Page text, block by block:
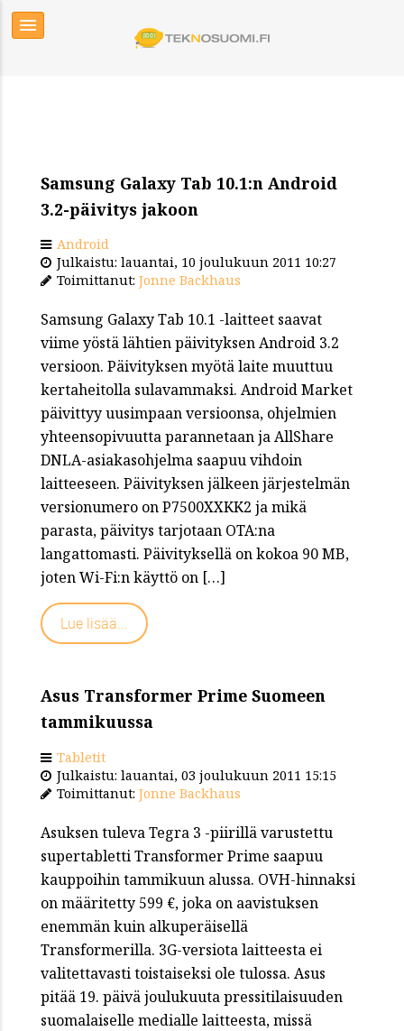
Samsung Galaxy Tab 10.1:n Android
3.2-päivitys jakoon
Android
Julkaistu: lauantai, 10 joulukuun 2011 10:27
Toimittanut: Jonne Backhaus
Samsung Galaxy Tab 10.1 -laitteet saavat
viime yöstä lähtien päivityksen Android 3.2
versioon. Päivityksen myötä laite muuttuu
kertaheitolla sulavammaksi. Android Market
päivittyy uusimpaan versioonsa, ohjelmien
yhteensopivuutta parannetaan ja AllShare
DNLA-asiakasohjelma saapuu vihdoin
laitteeseen. Päivityksen jälkeen järjestelmän
versionumero on P7500XXKK2 ja mikä
parasta, päivitys tarjotaan OTA:na
langattomasti. Päivityksellä on kokoa 90 MB,
joten Wi-Fi:n käyttö on […]
Lue lisää...
Asus Transformer Prime Suomeen
tammikuussa
Tabletit
Julkaistu: lauantai, 03 joulukuun 2011 15:15
Toimittanut: Jonne Backhaus
Asuksen tuleva Tegra 3 -piirillä varustettu
supertabletti Transformer Prime saapuu
kauppoihin tammikuun alussa. OVH-hinnaksi
on määritetty 599 €, joka on aavistuksen
enemmän kuin alkuperäisellä
Transformerilla. 3G-versiota laitteesta ei
valitettavasti toistaiseksi ole tulossa. Asus
pitää 19. päivä joulukuuta pressitilaisuuden
suomalaiselle medialle laitteesta, missä